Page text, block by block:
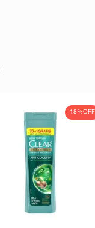
18%OFF